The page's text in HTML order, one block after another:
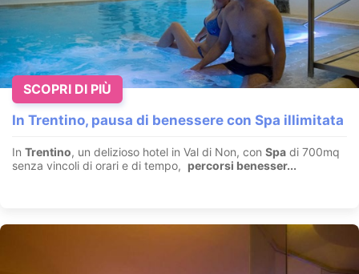
In Trentino, pausa di benessere con Spa illimitata
In Trentino, un delizioso hotel in Val di Non, con Spa di 700mq
senza vincoli di orari e di tempo, percorsi benesser...
SCOPRI DI PIÙ